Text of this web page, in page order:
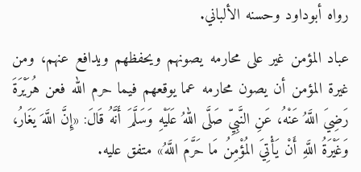
رواه أبوداود وحسنه الألباني.
عباد المؤمن غير على محارمه يصونهم ويحفظهم ويدافع عنهم، ومن
غيرة المؤمن أن يصون محارمه عما يوقعهم فيما حرم الله فعن هُرَيْرَةَ
رَضِيَ اللَّهُ عَنْهُ، عَنِ النَّبِيِّ صَلَّى اللهُ عَلَيْهِ وَسَلَّمَ أَنَّهُ قَالَ: «إِنَّ اللَّهَ يَغَارُ،
وَغَيْرَةُ اللَّهِ أَنْ يَأْتِيَ المُؤْمِنُ مَا حَرَّمَ اللَّهُ» متفق عليه.